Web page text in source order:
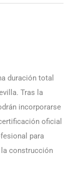
duración total
Tras la
incorporarse
oficial
para
construcción